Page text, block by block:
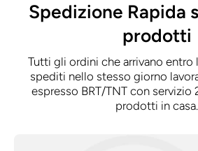
Spedizione Rapida
prodotti
Tutti gli ordini che arrivano entro
spediti nello stesso giorno
espresso BRT/TNT con
prodotti in casa.